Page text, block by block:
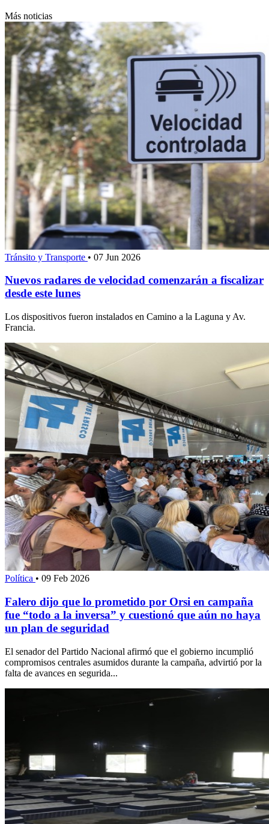
Más noticias
Tránsito y Transporte • 07 Jun 2026
Nuevos radares de velocidad comenzarán a fiscalizar
desde este lunes
Los dispositivos fueron instalados en Camino a la Laguna y Av.
Francia.
Política • 09 Feb 2026
Falero dijo que lo prometido por Orsi en campaña
fue “todo a la inversa” y cuestionó que aún no haya
un plan de seguridad
El senador del Partido Nacional afirmó que el gobierno incumplió
compromisos centrales asumidos durante la campaña, advirtió por la
falta de avances en segurida...